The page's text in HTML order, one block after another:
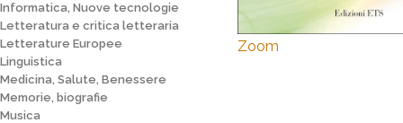
Informatica, Nuove tecnologie
Letteratura e critica letteraria
Letterature Europee
Linguistica
Medicina, Salute, Benessere
Memorie, biografie
Musica
Zoom